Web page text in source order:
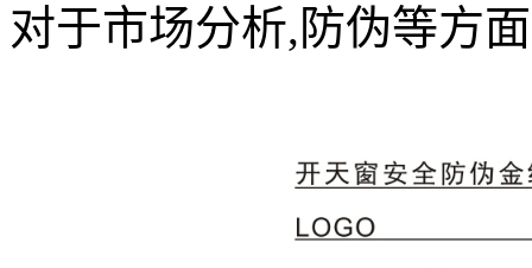
对于市场分析,防伪等方